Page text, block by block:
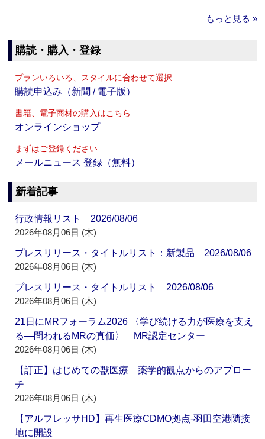
もっと見る »
購読・購入・登録
プランいろいろ、スタイルに合わせて選択
購読申込み（新聞 / 電子版）
書籍、電子商材の購入はこちら
オンラインショップ
まずはご登録ください
メールニュース 登録（無料）
新着記事
行政情報リスト 2026/08/06
2026年08月06日 (木)
プレスリリース・タイトルリスト：新製品 2026/08/06
2026年08月06日 (木)
プレスリリース・タイトルリスト 2026/08/06
2026年08月06日 (木)
21日にMRフォーラム2026 〈学び続ける力が医療を支え
る―問われるMRの真価〉 MR認定センター
2026年08月06日 (木)
【訂正】はじめての獣医療 薬学的観点からのアプロー
チ
2026年08月06日 (木)
【アルフレッサHD】再生医療CDMO拠点‐羽田空港隣接
地に開設